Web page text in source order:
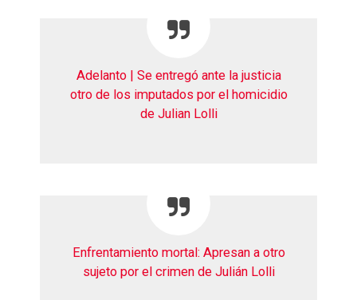
Adelanto | Se entregó ante la justicia
otro de los imputados por el homicidio
de Julian Lolli
Enfrentamiento mortal: Apresan a otro
sujeto por el crimen de Julián Lolli